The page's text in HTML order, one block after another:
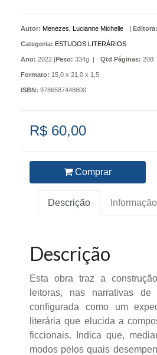
Autor: Menezes, Lucianne Michelle Editora:
Categoria: ESTUDOS LITERÁRIOS
Ano: 2022 | Peso: 334g. | Qtd Páginas: 208
Formato: 15,0 x 21,0 x 1,5
ISBN: 9786587448800
R$ 60,00
Comprar
Descrição
Descrição
Esta obra traz a
leitoras, nas narrativas
configurada como um
literária que elucida a
ficcionais. Indica que,
modos pelos quais